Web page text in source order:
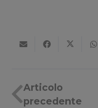
Articolo
precedente